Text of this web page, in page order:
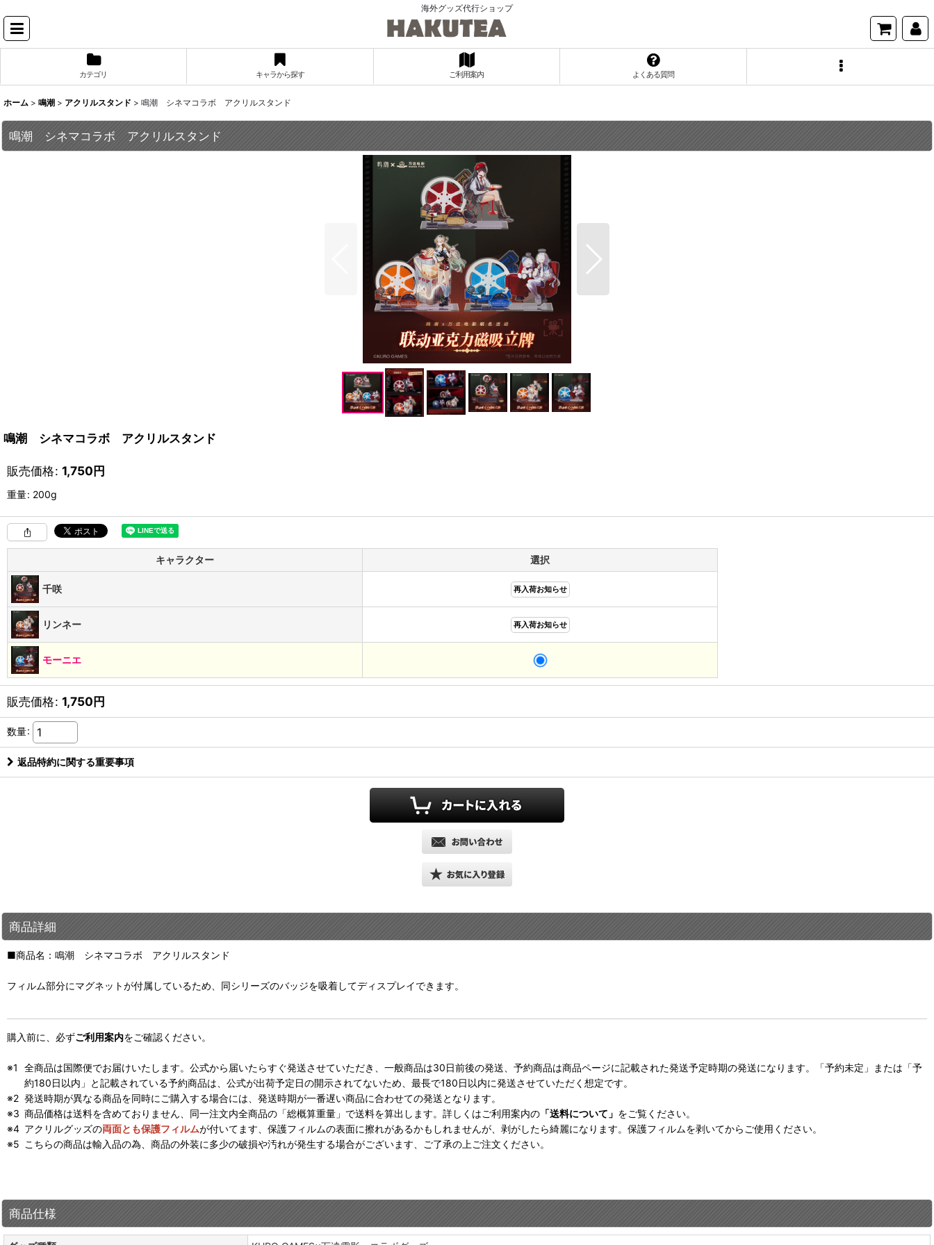
海外グッズ代行ショップ
カテゴリ キャラから探す ご利用案内 よくある質問
ホーム > 鳴潮 > アクリルスタンド > 鳴潮 シネマコラボ アクリルスタンド
鳴潮 シネマコラボ アクリルスタンド
鳴潮 シネマコラボ アクリルスタンド
販売価格: 1,750円
重量: 200g
キャラクター 選択
千咲 再入荷お知らせ
リンネー 再入荷お知らせ
モーニエ
販売価格: 1,750円
数量:
返品特約に関する重要事項
商品詳細
■商品名：鳴潮 シネマコラボ アクリルスタンド
フィルム部分にマグネットが付属しているため、同シリーズのバッジを吸着してディスプレイできます。
購入前に、必ずご利用案内をご確認ください。
全商品は国際便でお届けいたします。公式から届いたらすぐ発送させていただき、一般商品は30日前後の発送、予約商品は商品ページに記載された発送予定時期の発送になります。「予約未定」または「予
約180日以内」と記載されている予約商品は、公式が出荷予定日の開示されてないため、最長で180日以内に発送させていただく想定です。
発送時期が異なる商品を同時にご購入する場合には、発送時期が一番遅い商品に合わせての発送となります。
商品価格は送料を含めておりません、同一注文内全商品の「総概算重量」で送料を算出します。詳しくはご利用案内の 「送料について」 をご覧ください。
アクリルグッズの両面とも保護フィルムが付いてます、保護フィルムの表面に擦れがあるかもしれませんが、剥がしたら綺麗になります。保護フィルムを剥いてからご使用ください。
こちらの商品は輸入品の為、商品の外装に多少の破損や汚れが発生する場合がございます、ご了承の上ご注文ください。
商品仕様